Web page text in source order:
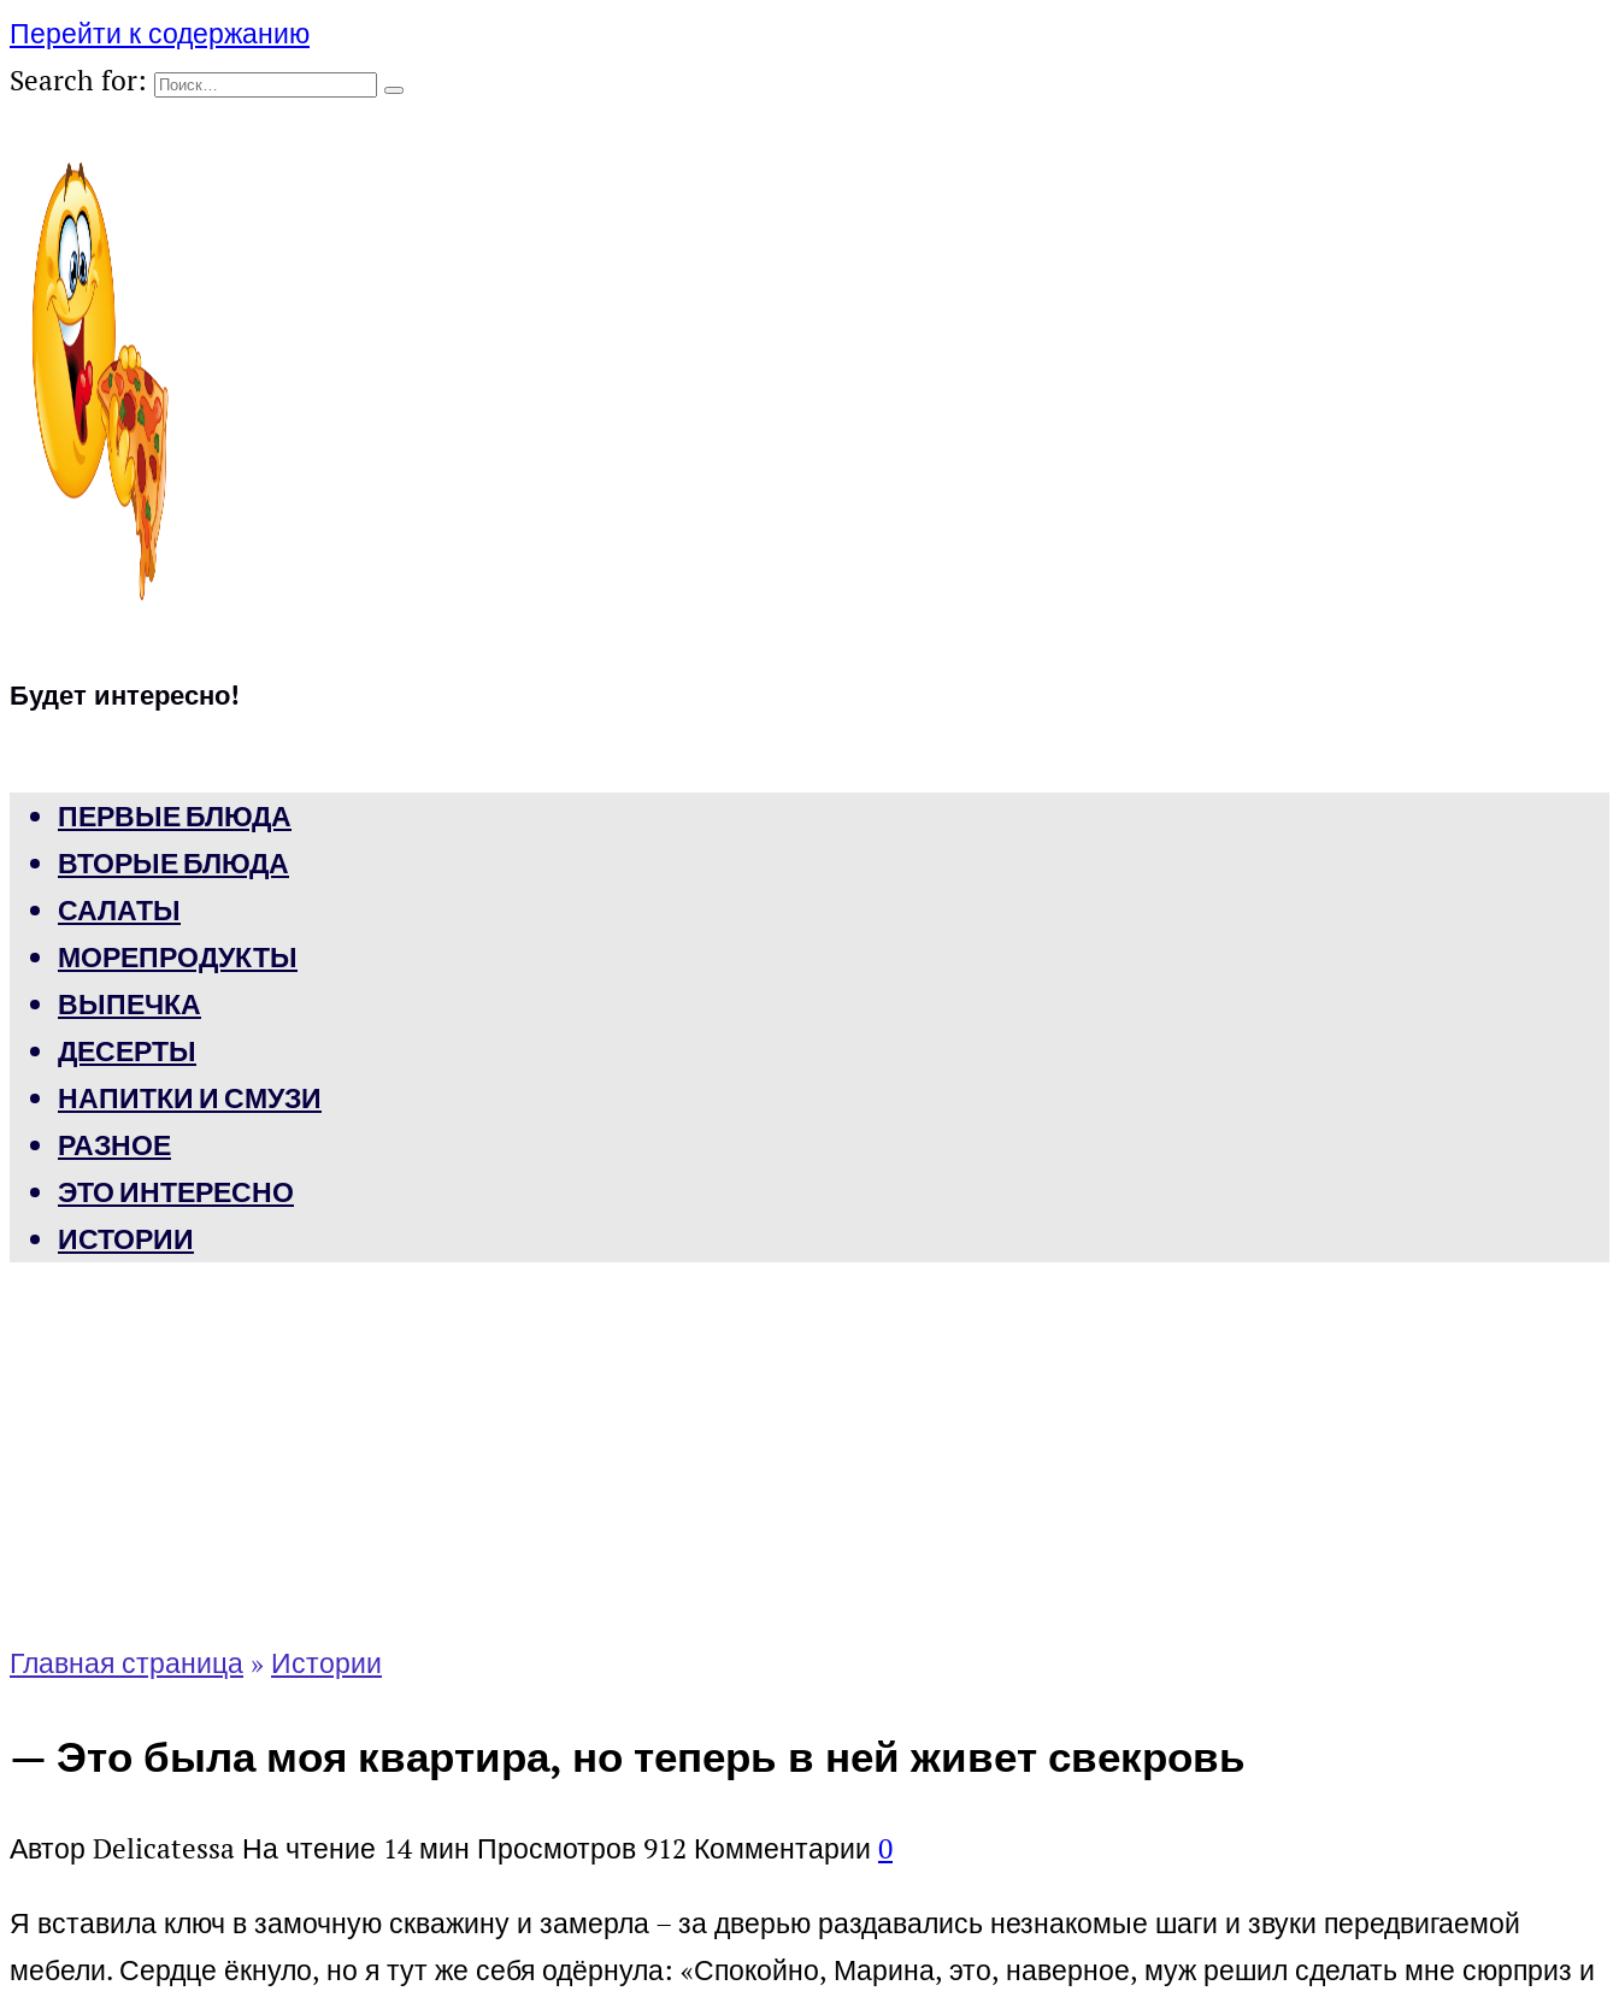
Перейти к содержанию
Search for:
Будет интересно!
ПЕРВЫЕ БЛЮДА
ВТОРЫЕ БЛЮДА
САЛАТЫ
МОРЕПРОДУКТЫ
ВЫПЕЧКА
ДЕСЕРТЫ
НАПИТКИ И СМУЗИ
РАЗНОЕ
ЭТО ИНТЕРЕСНО
ИСТОРИИ
Главная страница » Истории
— Это была моя квартира, но теперь в ней живет свекровь
Автор Delicatessa На чтение 14 мин Просмотров 912 Комментарии 0
Я вставила ключ в замочную скважину и замерла – за дверью раздавались незнакомые шаги и звуки передвигаемой
мебели. Сердце ёкнуло, но я тут же себя одёрнула: «Спокойно, Марина, это, наверное, муж решил сделать мне сюрприз и